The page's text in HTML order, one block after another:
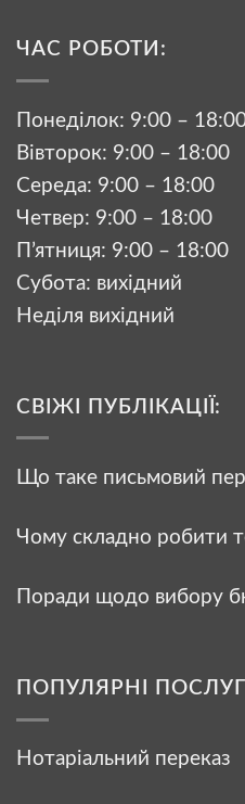
ЧАС РОБОТИ:
Понеділок: 9:00 –
Вівторок: 9:00 – 18:00
Середа: 9:00 – 18:00
Четвер: 9:00 – 18:00
П’ятниця: 9:00 – 18:00
Субота: вихідний
Неділя вихідний
СВІЖІ ПУБЛІКАЦІЇ:
Що таке письмовий
Чому складно робити
Поради щодо вибору
ПОПУЛЯРНІ
Нотаріальний переказ